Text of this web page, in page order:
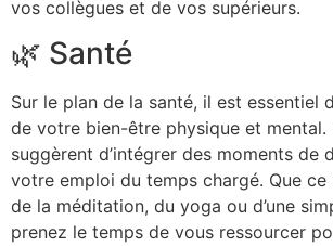
vos collègues et de vos supérieurs.
🌿 Santé
Sur le plan de la santé, il est essentiel
de votre bien-être physique et mental.
suggèrent d’intégrer des moments de
votre emploi du temps chargé. Que
de la méditation, du yoga ou d’une
prenez le temps de vous ressourcer